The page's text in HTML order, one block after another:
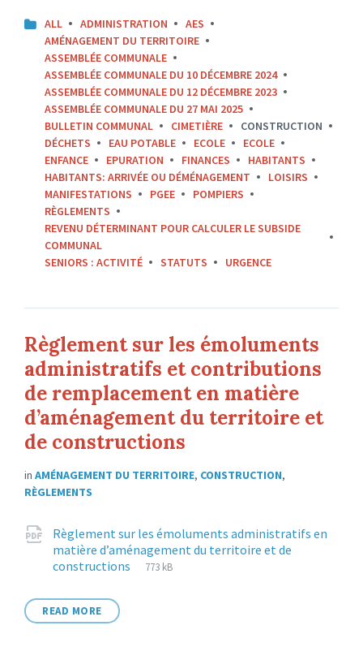
ALL ADMINISTRATION
AES
AMÉNAGEMENT DU TERRITOIRE
ASSEMBLÉE COMMUNALE
ASSEMBLÉE COMMUNALE DU 10 DÉCEMBRE 2024
ASSEMBLÉE COMMUNALE DU 12 DÉCEMBRE 2023
ASSEMBLÉE COMMUNALE DU 27 MAI 2025
BULLETIN COMMUNAL
CIMETIÈRE
CONSTRUCTION
DÉCHETS
EAU POTABLE ECOLE
ECOLE
ENFANCE
EPURATION FINANCES
HABITANTS
HABITANTS: ARRIVÉE OU DÉMÉNAGEMENT
LOISIRS
MANIFESTATIONS
PGEE
POMPIERS
RÈGLEMENTS
REVENU DÉTERMINANT POUR CALCULER LE SUBSIDE
COMMUNAL
SENIORS : ACTIVITÉ
STATUTS URGENCE
Règlement sur les émoluments
administratifs et contributions
de remplacement en matière
d’aménagement du territoire et
de constructions
in AMÉNAGEMENT DU TERRITOIRE, CONSTRUCTION,
RÈGLEMENTS
Attachments
Règlement sur les émoluments administratifs en
matière d’aménagement du territoire et de
constructions
File
pdf
File
773 kB
READ MORE